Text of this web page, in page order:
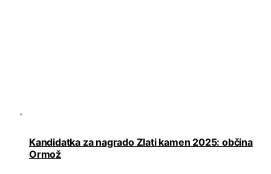
Kandidatka za nagrado Zlati kamen 2025: občina
Ormož